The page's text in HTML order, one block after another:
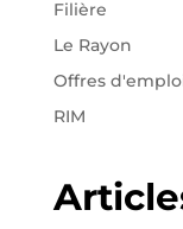
Filière
Le Rayon
Offres
RIM